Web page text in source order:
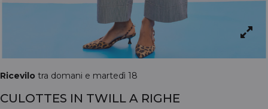
Ricevilo tra domani e martedì 18
CULOTTES IN TWILL A RIGHE